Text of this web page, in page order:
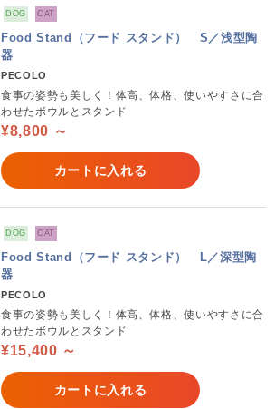
DOG CAT
Food Stand（フード スタンド） S／浅型陶
器
PECOLO
食事の姿勢も美しく！体高、体格、使いやすさに合
わせたボウルとスタンド
¥8,800 ～
カートに入れる
DOG CAT
Food Stand（フード スタンド） L／深型陶
器
PECOLO
食事の姿勢も美しく！体高、体格、使いやすさに合
わせたボウルとスタンド
¥15,400 ～
カートに入れる